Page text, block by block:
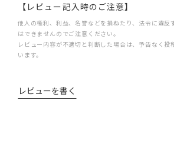
【レビュー記入時のご注意】
他人の権利、利益、名誉などを損ねたり、法令に違反
はできませんのでご注意ください。
レビュー内容が不適切と判断した場合は、予告なく投
います。
レビューを書く